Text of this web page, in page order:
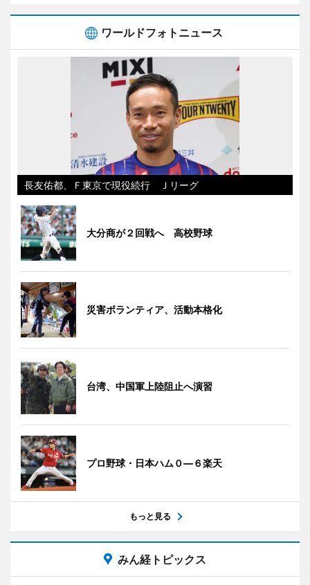
ワールドフォトニュース
長友佑都、Ｆ東京で現役続行 Ｊリーグ
大分商が２回戦へ 高校野球
災害ボランティア、活動本格化
台湾、中国軍上陸阻止へ演習
プロ野球・日本ハム０―６楽天
もっと見る
みん経トピックス